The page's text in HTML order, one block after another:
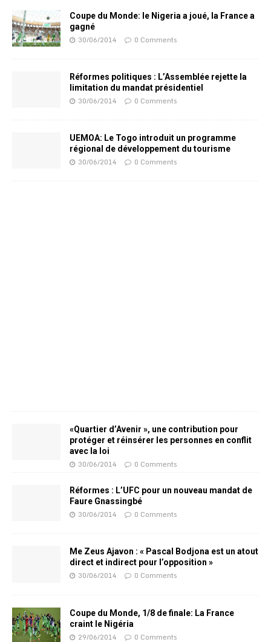
Coupe du Monde: le Nigeria a joué, la France a
gagné
30/06/2014 0 Comments
Réformes politiques : L’Assemblée rejette la
limitation du mandat présidentiel
30/06/2014 0 Comments
UEMOA: Le Togo introduit un programme
régional de développement du tourisme
30/06/2014 0 Comments
«Quartier d’Avenir », une contribution pour
protéger et réinsérer les personnes en conflit
avec la loi
30/06/2014 0 Comments
Réformes : L’UFC pour un nouveau mandat de
Faure Gnassingbé
30/06/2014 0 Comments
Me Zeus Ajavon : « Pascal Bodjona est un atout
direct et indirect pour l’opposition »
30/06/2014 0 Comments
Coupe du Monde, 1/8 de finale: La France
craint le Nigéria
29/06/2014 0 Comments